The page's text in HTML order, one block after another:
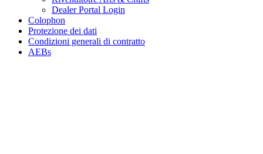
Dealer Portal Login
Colophon
Protezione dei dati
Condizioni generali di contratto
AEBs